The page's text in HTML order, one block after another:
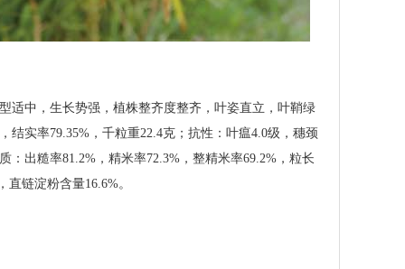
适中，生长势强，植株整齐度整齐，叶姿直立，叶鞘绿
实率79.35%，千粒重22.4克；抗性：叶瘟4.0级，穗颈
出糙率81.2%，精米率72.3%，整精米率69.2%，粒长
链淀粉含量16.6%。